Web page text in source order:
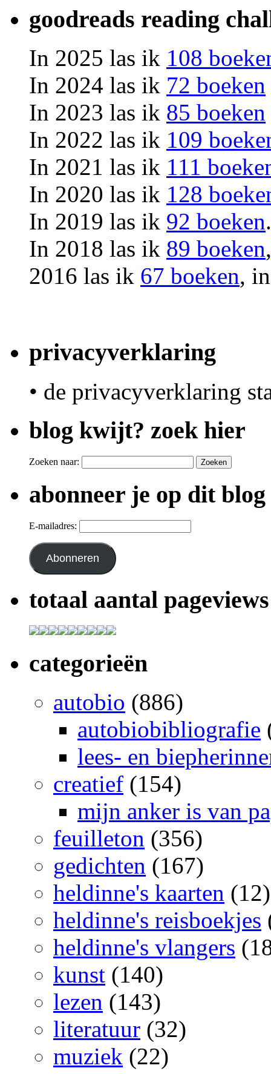
goodreads reading
In 2025 las ik 108
In 2024 las ik 72 boeken
In 2023 las ik 85 boeken
In 2022 las ik 109
In 2021 las ik 111
In 2020 las ik 128
In 2019 las ik 92 boeken.
In 2018 las ik 89 boeken
2016 las ik 67 boeken,
privacyverklaring
• de privacyverklaring
blog kwijt? zoek hier
Zoeken naar:
abonneer je op dit
E-mailadres:
Abonneren
totaal aantal pageviews
categorieën
autobio (886)
autobiobibliografie
lees- en
creatief (154)
mijn anker is van
feuilleton (356)
gedichten (167)
heldinne's kaarten (12)
heldinne's reisboekjes
heldinne's vlangers
kunst (140)
lezen (143)
literatuur (32)
muziek (22)